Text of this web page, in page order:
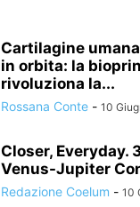
Cartilagine
in orbita: la
rivoluziona la...
Rossana Conte - 10
Closer, Everyday.
Venus-Jupiter
Redazione Coelum - 10